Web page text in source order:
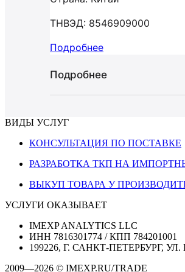
ТНВЭД: 8546909000
Подробнее
Подробнее
ВИДЫ УСЛУГ
КОНСУЛЬТАЦИЯ ПО ПОСТАВКЕ
РАЗРАБОТКА ТКП НА
ВЫКУП ТОВАРА У
УСЛУГИ ОКАЗЫВАЕТ
IMEXP ANALYTICS LLC
ИНН 7816301774 / КПП 784201001
199226, Г. САНКТ-ПЕТЕРБУРГ,
2009—2026 © IMEXP.RU/TRADE